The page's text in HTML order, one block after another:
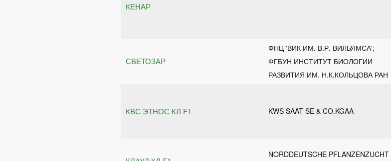
КЕНАР
СВЕТОЗАР
ФНЦ 'ВИК ИМ. В.Р. ВИЛЬЯМСА';
ФГБУН ИНСТИТУТ БИОЛОГИИ
РАЗВИТИЯ ИМ. Н.К.КОЛЬЦОВА РАН
КВС ЭТНОС КЛ F1 KWS SAAT SE & CO.KGAA
NORDDEUTSCHE PFLANZENZUCHT